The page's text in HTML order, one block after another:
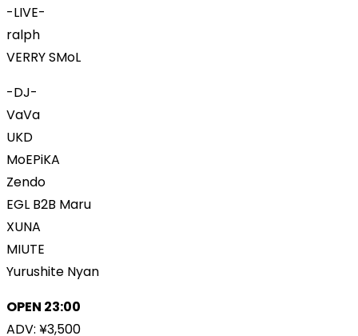
-LIVE-
ralph
VERRY SMoL
-DJ-
VaVa
UKD
MoEPiKA
Zendo
EGL B2B Maru
XUNA
MIUTE
Yurushite Nyan
OPEN 23:00
ADV: ¥3,500